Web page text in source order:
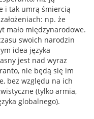
i tak umrą śmiercią
np. że
mało międzynarodowe.
swoich narodzin
idea języka
jest nad wyraz
nie będą się im
bez względu na ich
(tylko armia,
globalnego).